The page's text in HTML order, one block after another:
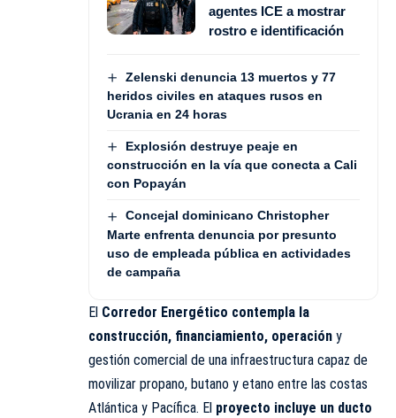
agentes ICE a mostrar
rostro e identificación
Zelenski denuncia 13 muertos y 77
heridos civiles en ataques rusos en
Ucrania en 24 horas
Explosión destruye peaje en
construcción en la vía que conecta a Cali
con Popayán
Concejal dominicano Christopher
Marte enfrenta denuncia por presunto
uso de empleada pública en actividades
de campaña
El Corredor Energético contempla la
construcción, financiamiento, operación y
gestión comercial de una infraestructura capaz de
movilizar propano, butano y etano entre las costas
Atlántica y Pacífica. El proyecto incluye un ducto